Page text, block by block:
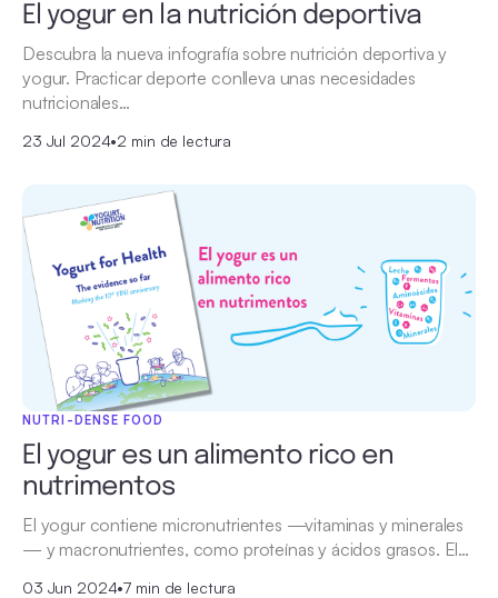
El yogur en la nutrición deportiva
Descubra la nueva infografía sobre nutrición deportiva y
yogur. Practicar deporte conlleva unas necesidades
nutricionales…
23 Jul 2024•2 min de lectura
NUTRI-DENSE FOOD
El yogur es un alimento rico en
nutrimentos
El yogur contiene micronutrientes —vitaminas y minerales
— y macronutrientes, como proteínas y ácidos grasos. El…
03 Jun 2024•7 min de lectura